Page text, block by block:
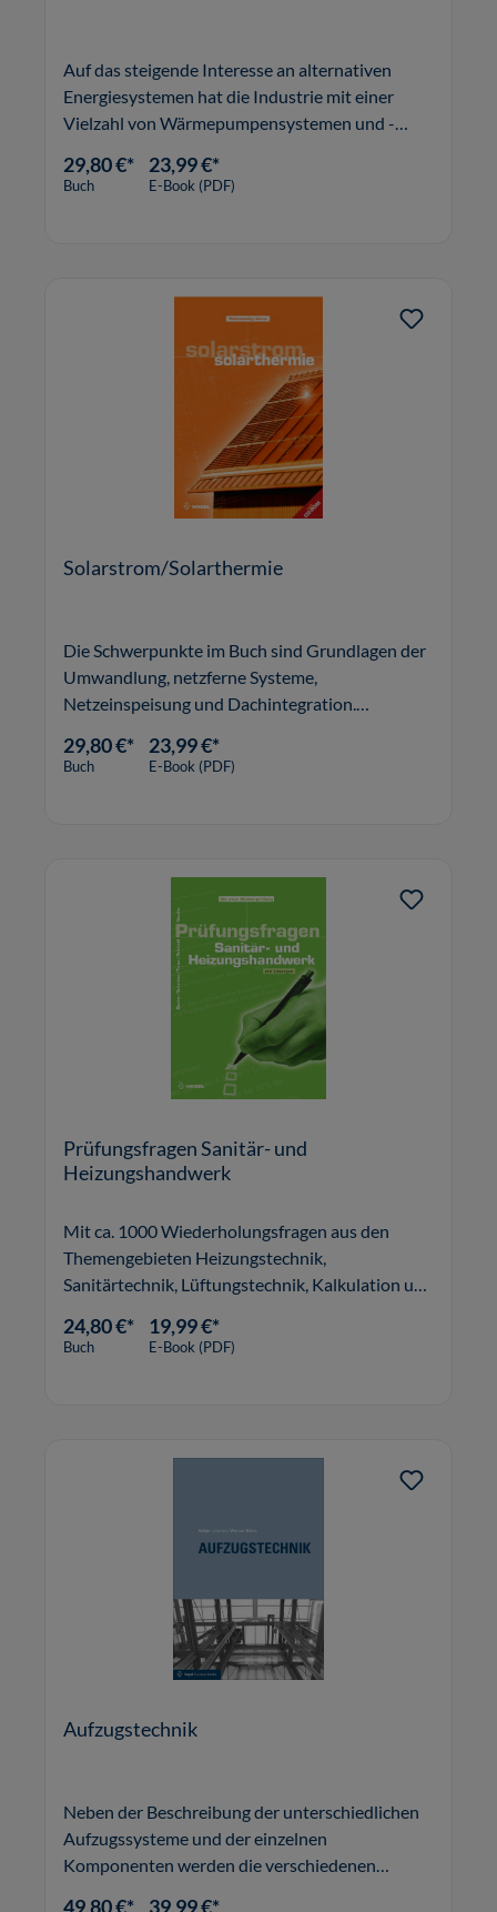
Auf das steigende Interesse an alternativen
Energiesystemen hat die Industrie mit einer
Vielzahl von Wärmepumpensystemen und -
und der gewachsenen Komplexität der
29,80 €*
Buch
23,99 €*
E-Book (PDF)
Solarstrom/Solarthermie
Die Schwerpunkte im Buch sind Grundlagen der
Umwandlung, netzferne Systeme,
Netzeinspeisung und Dachintegration.
zukünftiger Solaranlagen.
29,80 €*
Buch
23,99 €*
E-Book (PDF)
Prüfungsfragen Sanitär- und
Heizungshandwerk
Mit ca. 1000 Wiederholungsfragen aus den
Themengebieten Heizungstechnik,
Sanitärtechnik, Lüftungstechnik, Kalkulation und
24,80 €*
Buch
19,99 €*
E-Book (PDF)
Aufzugstechnik
Neben der Beschreibung der unterschiedlichen
Aufzugssysteme und der einzelnen
Komponenten werden die verschiedenen
49,80 €* 39,99 €*